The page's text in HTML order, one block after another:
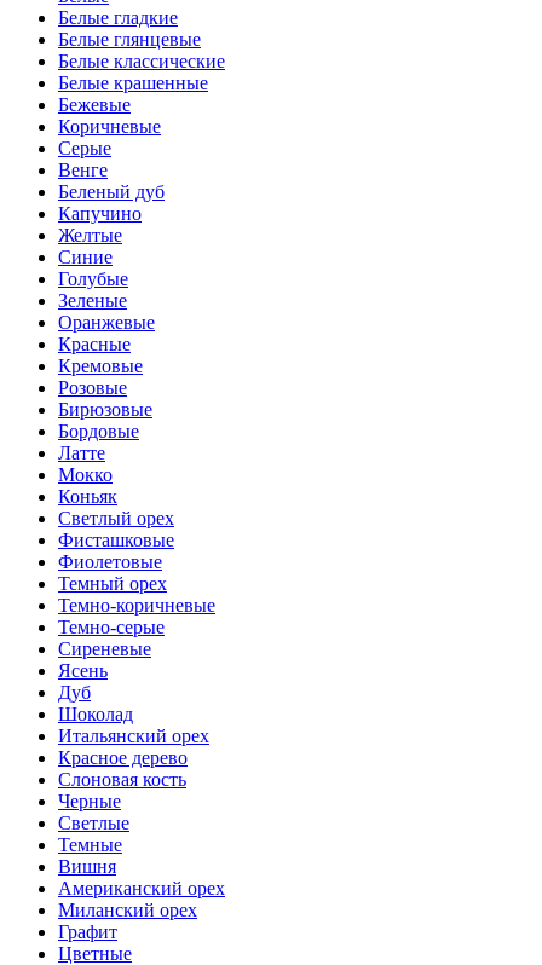
Белые гладкие
Белые глянцевые
Белые классические
Белые крашенные
Бежевые
Коричневые
Серые
Венге
Беленый дуб
Капучино
Желтые
Синие
Голубые
Зеленые
Оранжевые
Красные
Кремовые
Розовые
Бирюзовые
Бордовые
Латте
Мокко
Коньяк
Светлый орех
Фисташковые
Фиолетовые
Темный орех
Темно-коричневые
Темно-серые
Сиреневые
Ясень
Дуб
Шоколад
Итальянский орех
Красное дерево
Слоновая кость
Черные
Светлые
Темные
Вишня
Американский орех
Миланский орех
Графит
Цветные